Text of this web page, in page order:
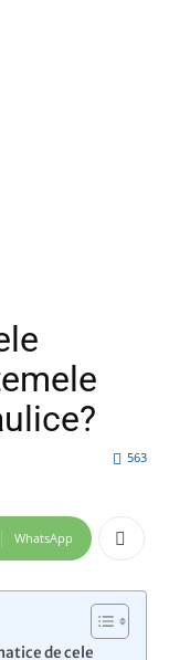
563
WhatsApp
de cele